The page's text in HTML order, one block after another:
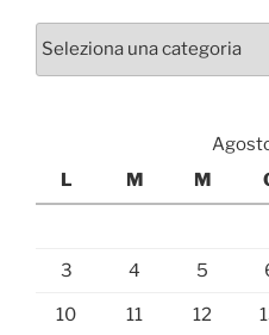
Categorie
L
M M
3 4 5
10 11 12